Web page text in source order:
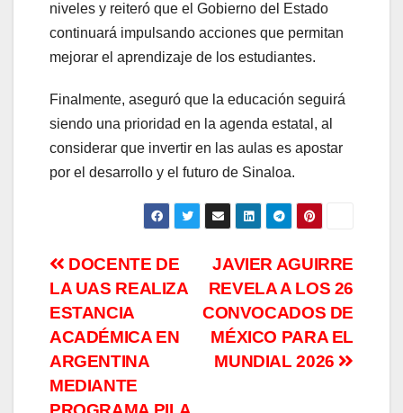
niveles y reiteró que el Gobierno del Estado
continuará impulsando acciones que permitan
mejorar el aprendizaje de los estudiantes.
Finalmente, aseguró que la educación seguirá
siendo una prioridad en la agenda estatal, al
considerar que invertir en las aulas es apostar
por el desarrollo y el futuro de Sinaloa.
Navegación
de
entradas
JAVIER AGUIRRE
REVELA A LOS 26
CONVOCADOS DE
MÉXICO PARA EL
MUNDIAL 2026
DOCENTE DE
LA UAS REALIZA
ESTANCIA
ACADÉMICA EN
ARGENTINA
MEDIANTE